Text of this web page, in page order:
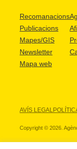
Recomanacions
Publicacions
Mapes/GIS
Newsletter
Mapa web
AVÍS LEGAL
Copyright © 2026.